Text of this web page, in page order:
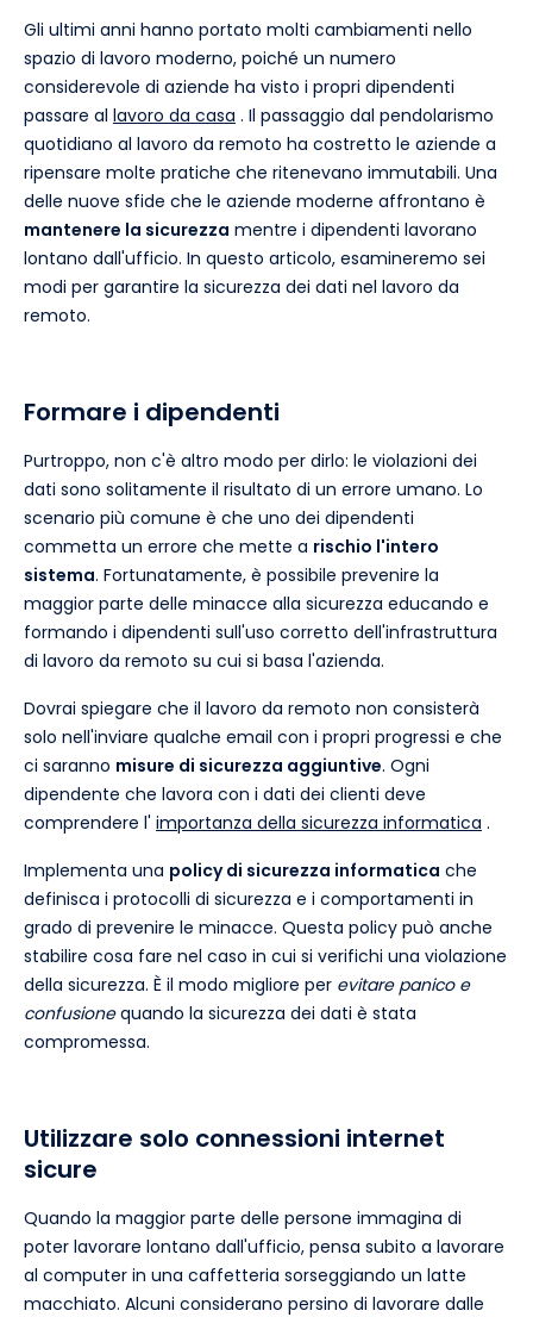
Gli ultimi anni hanno portato molti cambiamenti nello
spazio di lavoro moderno, poiché un numero
considerevole di aziende ha visto i propri dipendenti
passare al lavoro da casa . Il passaggio dal pendolarismo
quotidiano al lavoro da remoto ha costretto le aziende a
ripensare molte pratiche che ritenevano immutabili. Una
delle nuove sfide che le aziende moderne affrontano è
mantenere la sicurezza mentre i dipendenti lavorano
lontano dall'ufficio. In questo articolo, esamineremo sei
modi per garantire la sicurezza dei dati nel lavoro da
remoto.
Formare i dipendenti
Purtroppo, non c'è altro modo per dirlo: le violazioni dei
dati sono solitamente il risultato di un errore umano. Lo
scenario più comune è che uno dei dipendenti
commetta un errore che mette a rischio l'intero
sistema. Fortunatamente, è possibile prevenire la
maggior parte delle minacce alla sicurezza educando e
formando i dipendenti sull'uso corretto dell'infrastruttura
di lavoro da remoto su cui si basa l'azienda.
Dovrai spiegare che il lavoro da remoto non consisterà
solo nell'inviare qualche email con i propri progressi e che
ci saranno misure di sicurezza aggiuntive. Ogni
dipendente che lavora con i dati dei clienti deve
comprendere l' importanza della sicurezza informatica .
Implementa una policy di sicurezza informatica che
definisca i protocolli di sicurezza e i comportamenti in
grado di prevenire le minacce. Questa policy può anche
stabilire cosa fare nel caso in cui si verifichi una violazione
della sicurezza. È il modo migliore per evitare panico e
confusionequando la sicurezza dei dati è stata
compromessa.
Utilizzare solo connessioni internet
sicure
Quando la maggior parte delle persone immagina di
poter lavorare lontano dall'ufficio, pensa subito a lavorare
al computer in una caffetteria sorseggiando un latte
macchiato. Alcuni considerano persino di lavorare dalle